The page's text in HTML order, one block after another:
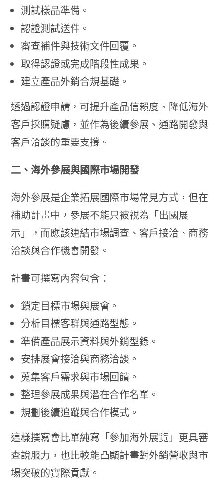
測試樣品準備。
認證測試送件。
審查補件與技術文件回覆。
取得認證或完成階段性成果。
建立產品外銷合規基礎。
透過認證申請，可提升產品信賴度、降低海外
客戶採購疑慮，並作為後續參展、通路開發與
客戶洽談的重要支撐。
二、海外參展與國際市場開發
海外參展是企業拓展國際市場常見方式，但在
補助計畫中，參展不能只被視為「出國展
示」，而應該連結市場調查、客戶接洽、商務
洽談與合作機會開發。
計畫可撰寫內容包含：
鎖定目標市場與展會。
分析目標客群與通路型態。
準備產品展示資料與外銷型錄。
安排展會接洽與商務洽談。
蒐集客戶需求與市場回饋。
整理參展成果與潛在合作名單。
規劃後續追蹤與合作模式。
這樣撰寫會比單純寫「參加海外展覽」更具審
查說服力，也比較能凸顯計畫對外銷營收與市
場突破的實際貢獻。